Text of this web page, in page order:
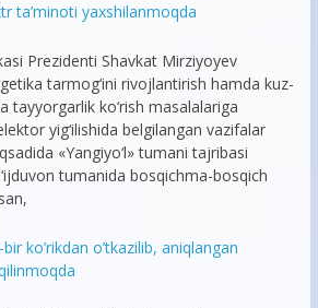
ta’minoti yaxshilanmoqda
Prezidenti Shavkat Mirziyoyev
tarmog‘ini rivojlantirish hamda kuz-
tayyorgarlik ko‘rish masalalariga
yig‘ilishida belgilangan vazifalar
«Yangiyo‘l» tumani tajribasi
tumanida bosqichma-bosqich
ko’rikdan o’tkazilib, aniqlangan